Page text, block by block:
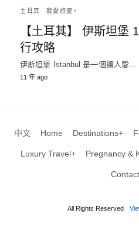
土耳其 我愛旅遊+
【土耳其】 伊斯坦堡
行攻略
伊斯坦堡 Istanbul 是一個讓人愛...
11 年 ago
中文 Home Destinations+
Luxury Travel+ Pregnancy &
All Rights Reserved